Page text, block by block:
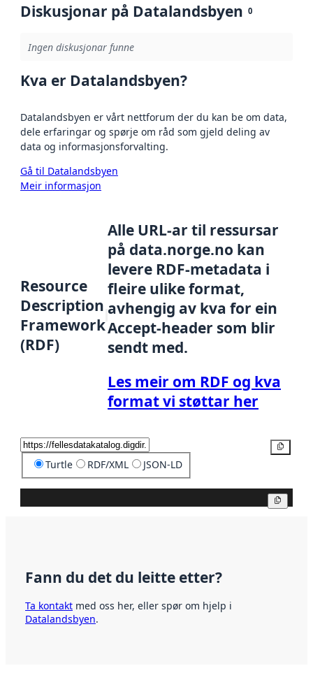
Diskusjonar på Datalandsbyen 0
Ingen diskusjonar funne
Kva er Datalandsbyen?
Datalandsbyen er vårt nettforum der du kan be om data,
dele erfaringar og spørje om råd som gjeld deling av
data og informasjonsforvalting.
Gå til Datalandsbyen
Meir informasjon
Resource
Description
Framework
(RDF)
Alle URL-ar til ressursar
på data.norge.no kan
levere RDF-metadata i
fleire ulike format,
avhengig av kva for ein
Accept-header som blir
sendt med.
Les meir om RDF og kva
format vi støttar her
Turtle RDF/XML JSON-LD
Fann du det du leitte etter?
Ta kontakt med oss her, eller spør om hjelp i
Datalandsbyen.